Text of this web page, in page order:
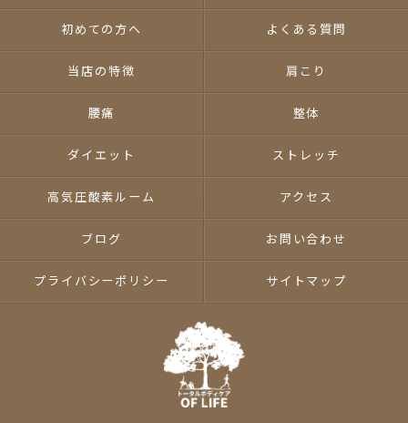
初めての方へ よくある質問
当店の特徴 肩こり
腰痛 整体
ダイエット ストレッチ
高気圧酸素ルーム アクセス
ブログ お問い合わせ
プライバシーポリシー サイトマップ